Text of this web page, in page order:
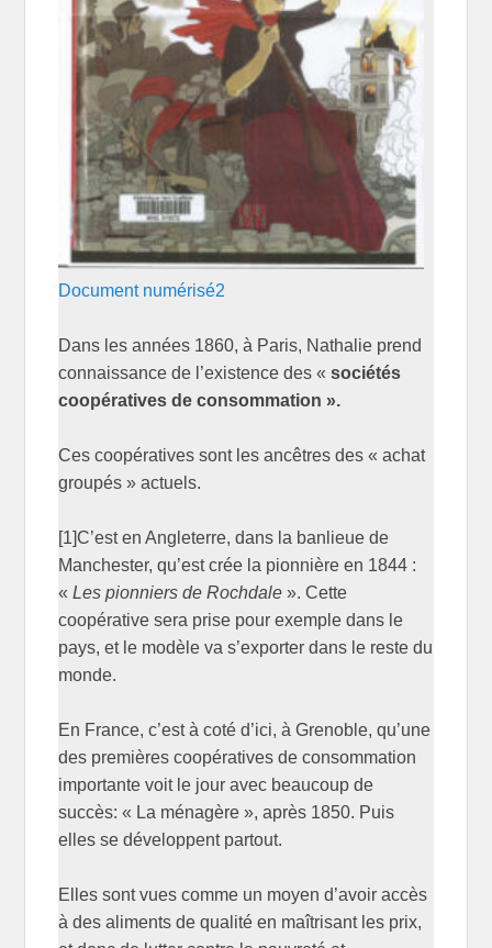
Document numérisé2
Dans les années 1860, à Paris, Nathalie prend
connaissance de l’existence des «sociétés
coopératives de consommation ».
Ces coopératives sont les ancêtres des « achat
groupés » actuels.
[1]C’est en Angleterre, dans la banlieue de
Manchester, qu’est crée la pionnière en 1844 :
«Les pionniers de Rochdale ». Cette
coopérative sera prise pour exemple dans le
pays, et le modèle va s’exporter dans le reste du
monde.
En France, c’est à coté d’ici, à Grenoble, qu’une
des premières coopératives de consommation
importante voit le jour avec beaucoup de
succès: « La ménagère », après 1850. Puis
elles se développent partout.
Elles sont vues comme un moyen d’avoir accès
à des aliments de qualité en maîtrisant les prix,